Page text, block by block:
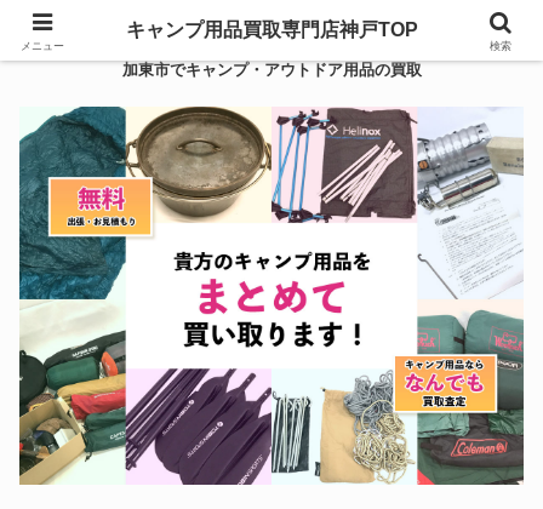
加東市でキャンプ・アウトドア用品の買取
メニュー
キャンプ用品買取専門店神戸TOP
検索